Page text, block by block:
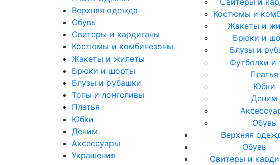
Верхняя одежда
Обувь
Свитеры и кардиганы
Костюмы и комбинезоны
Жакеты и жилеты
Брюки и шорты
Блузы и рубашки
Топы и лонгсливы
Платья
Юбки
Деним
Аксессуары
Украшения
Костюмы и
Жакеты и
Брюки и
Блузы и
Футболки и
Платья
Юбки
Деним
Обувь
Верхняя
Обувь
Свитеры и